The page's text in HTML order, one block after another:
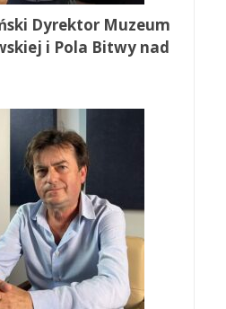
Dyrektor Muzeum
i Pola Bitwy nad